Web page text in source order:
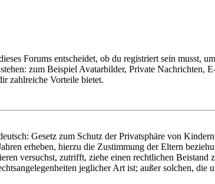
Forums entscheidet, ob du registriert sein musst,
zum Beispiel Avatarbilder, Private Nachrichten,
zahlreiche Vorteile bietet.
Gesetz zum Schutz der Privatsphäre von
erheben, hierzu die Zustimmung der Eltern
versuchst, zutrifft, ziehe einen rechtlichen
jeglicher Art ist; außer solchen,